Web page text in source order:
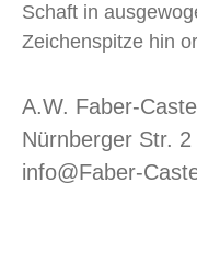
Schaft in
Zeichenspitze hin
A.W. Faber-
Nürnberger Str.
info@Faber-